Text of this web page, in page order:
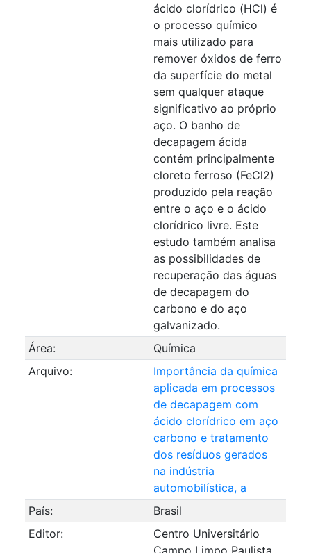
ácido clorídrico (HCl) é
o processo químico
mais utilizado para
remover óxidos de ferro
da superfície do metal
sem qualquer ataque
significativo ao próprio
aço. O banho de
decapagem ácida
contém principalmente
cloreto ferroso (FeCl2)
produzido pela reação
entre o aço e o ácido
clorídrico livre. Este
estudo também analisa
as possibilidades de
recuperação das águas
de decapagem do
carbono e do aço
galvanizado.
Área:
Química
Arquivo:
Importância da química
aplicada em processos
de decapagem com
ácido clorídrico em aço
carbono e tratamento
dos resíduos gerados
na indústria
automobilística, a
País:
Brasil
Editor:
Centro Universitário
Campo Limpo Paulista